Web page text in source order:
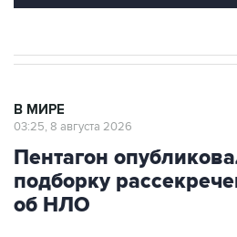
Пентагон
подборку
об НЛО
Москва. 8 августа.